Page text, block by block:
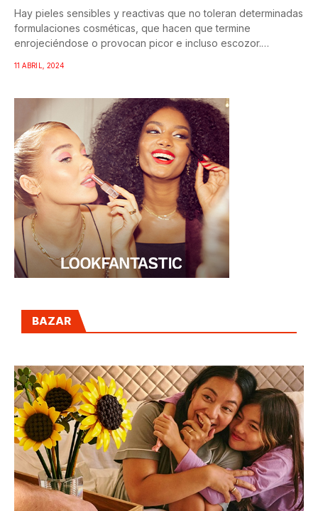
Hay pieles sensibles y reactivas que no toleran determinadas
formulaciones cosméticas, que hacen que termine
enrojeciéndose o provocan picor e incluso escozor.
11 ABRIL, 2024
BAZAR